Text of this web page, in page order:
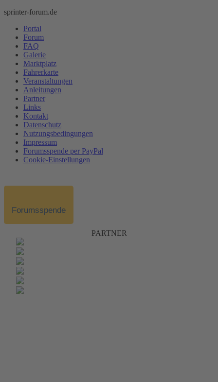
sprinter-forum.de
Portal
Forum
FAQ
Galerie
Marktplatz
Fahrerkarte
Veranstaltungen
Anleitungen
Partner
Links
Kontakt
Datenschutz
Nutzungsbedingungen
Impressum
Forumsspende per PayPal
Cookie-Einstellungen
Forumsspende
PARTNER